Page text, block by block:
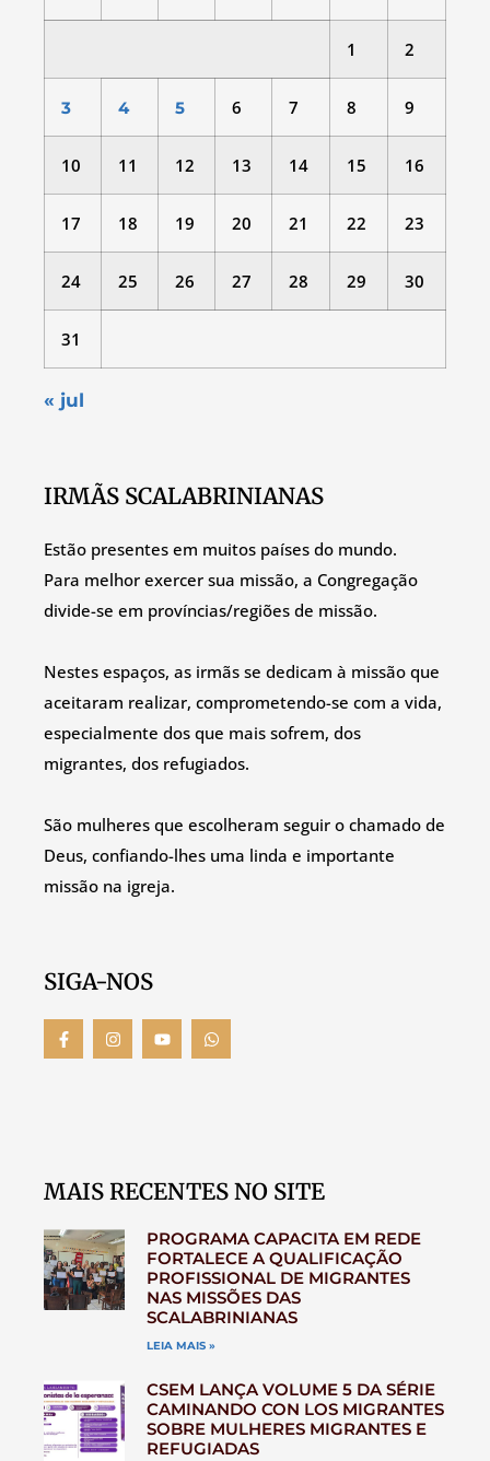
1 2
3 4 5 6 7 8 9
10 11 12 13 14 15 16
17 18 19 20 21 22 23
24 25 26 27 28 29 30
31
« jul
IRMÃS SCALABRINIANAS
Estão presentes em muitos países do mundo.
Para melhor exercer sua missão, a Congregação
divide-se em províncias/regiões de missão.
Nestes espaços, as irmãs se dedicam à missão que
aceitaram realizar, comprometendo-se com a vida,
especialmente dos que mais sofrem, dos
migrantes, dos refugiados.
São mulheres que escolheram seguir o chamado de
Deus, confiando-lhes uma linda e importante
missão na igreja.
SIGA-NOS
MAIS RECENTES NO SITE
PROGRAMA CAPACITA EM REDE
FORTALECE A QUALIFICAÇÃO
PROFISSIONAL DE MIGRANTES
NAS MISSÕES DAS
SCALABRINIANAS
LEIA MAIS »
CSEM LANÇA VOLUME 5 DA SÉRIE
CAMINANDO CON LOS MIGRANTES
SOBRE MULHERES MIGRANTES E
REFUGIADAS